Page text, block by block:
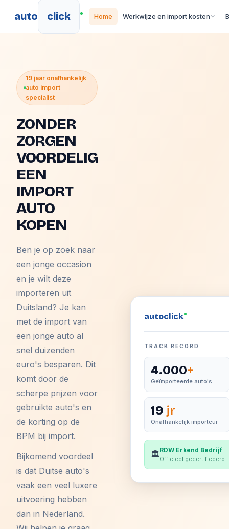
auto click Home Werkwijze en import kosten
19 jaar onafhankelijk
auto import
specialist
ZONDER
ZORGEN
VOORDELIG
EEN
IMPORT
AUTO
KOPEN
Ben je op zoek naar
een jonge occasion
en je wilt deze
importeren uit
Duitsland? Je kan
met de import van
een jonge auto al
snel duizenden
euro's besparen. Dit
komt door de
scherpe prijzen voor
gebruikte auto's en
de korting op de
BPM bij import.
Bijkomend voordeel
is dat Duitse auto's
vaak een veel luxere
uitvoering hebben
dan in Nederland.
autoclick
TRACK RECORD
4.000+
Geïmporteerde auto's
19 jr
Onafhankelijk importeur
🏛️RDW Erkend Bedrijf
Officieel gecertificeerd